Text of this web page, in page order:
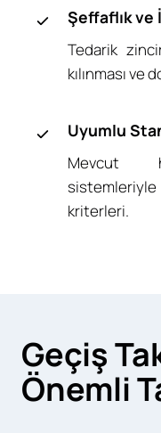
Şeffaflık
Tedarik
kılınması
Uyumlu
Mevcut
kriterleri.
Geçiş
Önemli